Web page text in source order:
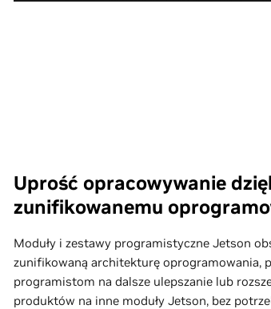
Uprość opracowywanie
zunifikowanemu
Moduły i zestawy programistyczne Jetson
zunifikowaną architekturę oprogramowania,
programistom na dalsze ulepszanie lub
produktów na inne moduły Jetson, bez